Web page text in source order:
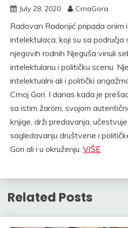
July 28, 2020 CrnaGora
Radovan Radonjić pripada onim
intelektulaca, koji su sa područja
njegovih rodnih Njeguša vinuli
intelektulanu i političku scenu.
intelektualni ali i politički
Crnoj Gori. I danas kada je
sa istim žarom, svojom
knjige, drži predavanja,
sagledavanju društvene i
Gori ali i u okruženju. VIŠE
Related Posts